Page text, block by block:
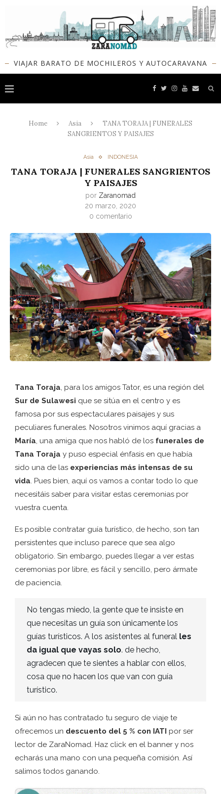
VIAJAR BARATO DE MOCHILEROS Y AUTOCARAVANA
Home Asia
TANA TORAJA | FUNERALES
SANGRIENTOS Y PAISAJES
Asia INDONESIA
TANA TORAJA | FUNERALES SANGRIENTOS
Y PAISAJES
por Zaranomad
20 marzo, 2020
0 comentario
Tana Toraja, para los amigos Tator, es una región del
Sur de Sulawesi que se sitúa en el centro y es
famosa por sus espectaculares paisajes y sus
peculiares funerales. Nosotros vinimos aquí gracias a
María, una amiga que nos habló de los funerales de
Tana Toraja y puso especial énfasis en que había
sido una de las experiencias más intensas de su
vida. Pues bien, aquí os vamos a contar todo lo que
necesitáis saber para visitar estas ceremonias por
vuestra cuenta.
Es posible contratar guía turístico, de hecho, son tan
persistentes que incluso parece que sea algo
obligatorio. Sin embargo, puedes llegar a ver estas
ceremonias por libre, es fácil y sencillo, pero ármate
de paciencia.
No tengas miedo, la gente que te insiste en
que necesitas un guía son únicamente los
guías turísticos. A los asistentes al funeral les
da igual que vayas solo. de hecho,
agradecen que te sientes a hablar con ellos,
cosa que no hacen los que van con guía
turístico.
Si aún no has contratado tu seguro de viaje te
ofrecemos un descuento del 5 % con IATI por ser
lector de ZaraNomad. Haz click en el banner y nos
echarás una mano con una pequeña comisión. Así
salimos todos ganando.